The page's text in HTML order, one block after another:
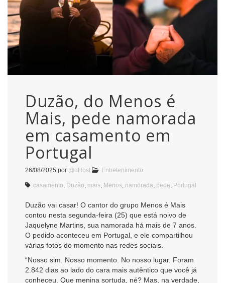
Duzão, do Menos é
Mais, pede namorada
em casamento em
Portugal
26/08/2025 por @uHost Entretenimento
casamento Duzão mais Menos namorada pede Portugal
Duzão vai casar! O cantor do grupo Menos é Mais
contou nesta segunda-feira (25) que está noivo de
Jaquelyne Martins, sua namorada há mais de 7 anos.
O pedido aconteceu em Portugal, e ele compartilhou
várias fotos do momento nas redes sociais.
“Nosso sim. Nosso momento. No nosso lugar. Foram
2.842 dias ao lado do cara mais autêntico que você já
conheceu. Que menina sortuda, né? Mas, na verdade,